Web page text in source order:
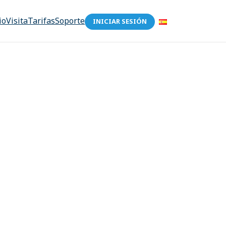
VisitaTarifasSoporte INICIAR SESIÓN